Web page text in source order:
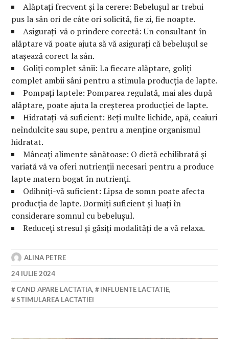
Alăptați frecvent și la cerere: Bebelușul ar trebui
pus la sân ori de câte ori solicită, fie zi, fie noapte.
Asigurați-vă o prindere corectă: Un consultant în
alăptare vă poate ajuta să vă asigurați că bebelușul se
atașează corect la sân.
Goliți complet sânii: La fiecare alăptare, goliți
complet ambii sâni pentru a stimula producția de lapte.
Pompați laptele: Pomparea regulată, mai ales după
alăptare, poate ajuta la creșterea producției de lapte.
Hidratați-vă suficient: Beți multe lichide, apă, ceaiuri
neîndulcite sau supe, pentru a menține organismul
hidratat.
Mâncați alimente sănătoase: O dietă echilibrată și
variată vă va oferi nutrienții necesari pentru a produce
lapte matern bogat în nutrienți.
Odihniți-vă suficient: Lipsa de somn poate afecta
producția de lapte. Dormiți suficient și luați în
considerare somnul cu bebelușul.
Reduceți stresul și găsiți modalități de a vă relaxa.
ALINA PETRE
24 IULIE 2024
CAND APARE LACTATIA, INFLUENTE LACTATIE,
STIMULAREA LACTATIEI